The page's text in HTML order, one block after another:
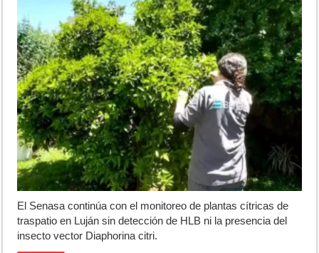
Patentes: La Provincia lanzó un asistente virtual para consultar
Corte de energía en Olivera: cuándo será y cuánto durará
Detuvieron a la mujer que acompañaba al acusado de balear a un
El pronóstico anticipa una semana que cambiará de golpe en la
Teatro El Galpón sufrió un robo y pide ayuda
El Senasa continúa con el monitoreo de plantas cítricas de
traspatio en Luján sin detección de HLB ni la presencia del
insecto vector Diaphorina citri.